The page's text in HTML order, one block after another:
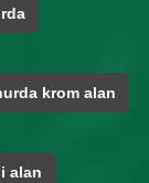
krom alan
alan